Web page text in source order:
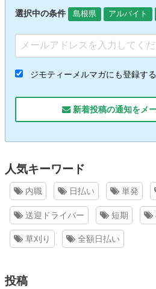
選択中の条件 島根県 アルバイト
ジモティーメルマガにも登録する
新着投稿の通知をメ
人気キーワード
内職 日払い 単発
送迎ドライバー 短期
草刈り 全額日払い
投稿